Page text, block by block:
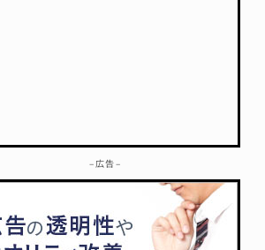
– 広告 –